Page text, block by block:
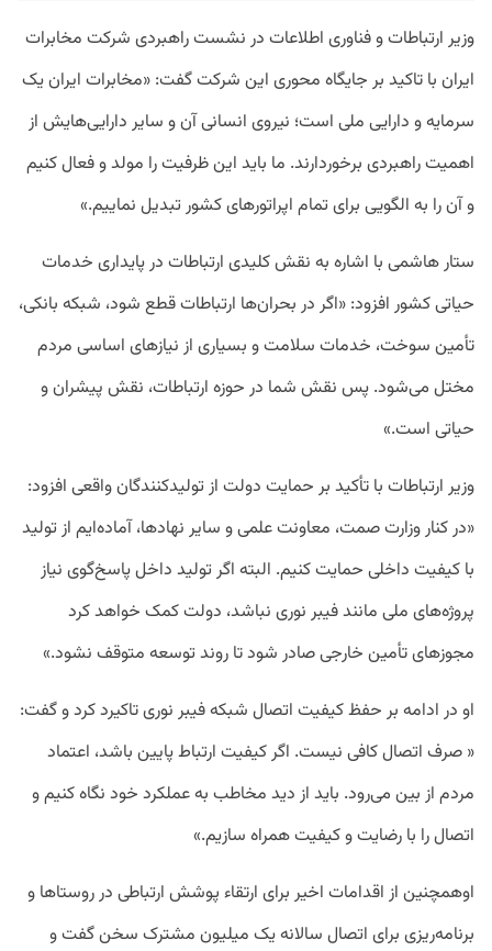
وزیر ارتباطات و فناوری اطلاعات در نشست راهبردی شرکت مخابرات
ایران با تاکید بر جایگاه محوری این شرکت گفت: «مخابرات ایران یک
سرمایه و دارایی ملی است؛ نیروی انسانی آن و سایر دارایی‌هایش از
اهمیت راهبردی برخوردارند. ما باید این ظرفیت را مولد و فعال کنیم
و آن را به الگویی برای تمام اپراتورهای کشور تبدیل نماییم.»
ستار هاشمی با اشاره به نقش کلیدی ارتباطات در پایداری خدمات
حیاتی کشور افزود: «اگر در بحران‌ها ارتباطات قطع شود، شبکه بانکی،
تأمین سوخت، خدمات سلامت و بسیاری از نیازهای اساسی مردم
مختل می‌شود. پس نقش شما در حوزه ارتباطات، نقش پیشران و
حیاتی است.»
وزیر ارتباطات با تأکید بر حمایت دولت از تولیدکنندگان واقعی افزود:
«در کنار وزارت صمت، معاونت علمی و سایر نهادها، آماده‌ایم از تولید
با کیفیت داخلی حمایت کنیم. البته اگر تولید داخل پاسخ‌گوی نیاز
پروژه‌های ملی مانند فیبر نوری نباشد، دولت کمک خواهد کرد
مجوزهای تأمین خارجی صادر شود تا روند توسعه متوقف نشود.»
او در ادامه بر حفظ کیفیت اتصال شبکه فیبر نوری تاکیرد کرد و گفت:
« صرف اتصال کافی نیست. اگر کیفیت ارتباط پایین باشد، اعتماد
مردم از بین می‌رود. باید از دید مخاطب به عملکرد خود نگاه کنیم و
اتصال را با رضایت و کیفیت همراه سازیم.»
اوهمچنین از اقدامات اخیر برای ارتقاء پوشش ارتباطی در روستاها و
برنامه‌ریزی برای اتصال سالانه یک میلیون مشترک سخن گفت و